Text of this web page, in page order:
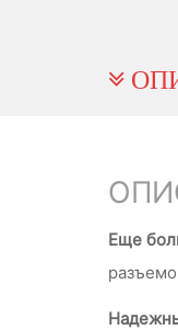
Еще